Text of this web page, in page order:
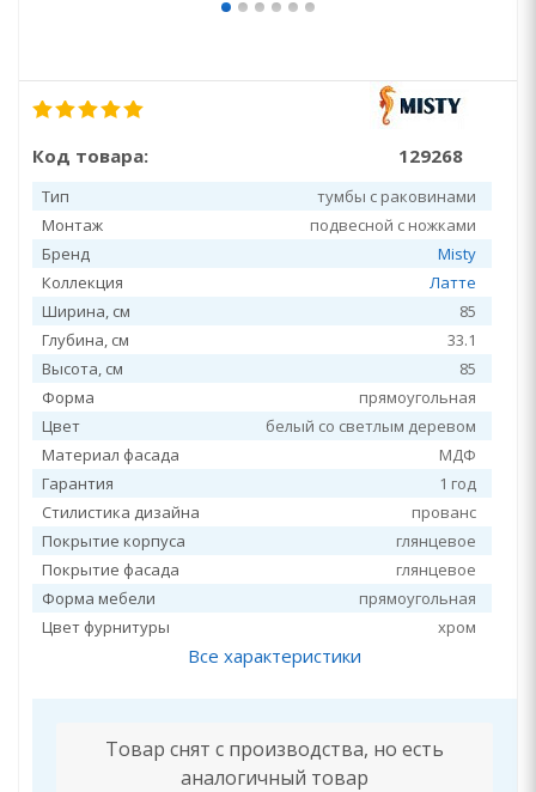
Код товара: 129268
Тип
тумбы с раковинами
Монтаж
подвесной с ножками
Бренд
Misty
Коллекция
Латте
Ширина, см
85
Глубина, см
33.1
Высота, см
85
Форма
прямоугольная
Цвет
белый со светлым деревом
Материал фасада
МДФ
Гарантия
1 год
Стилистика дизайна
прованс
Покрытие корпуса
глянцевое
Покрытие фасада
глянцевое
Форма мебели
прямоугольная
Цвет фурнитуры
хром
Все характеристики
Товар снят с производства, но есть
аналогичный товар